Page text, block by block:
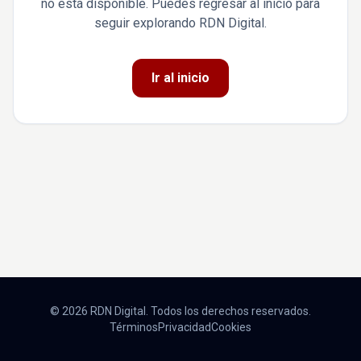
no está disponible. Puedes regresar al inicio para
seguir explorando RDN Digital.
Ir al inicio
© 2026 RDN Digital. Todos los derechos reservados.
TérminosPrivacidadCookies